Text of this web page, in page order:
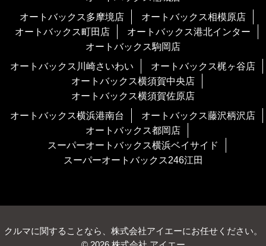
オートバックス多摩境店
オートバックス相模原店
オートバックス町田店
オートバックス港北インター
オートバックス駒岡店
オートバックス川崎さいわい
オートバックス梶ヶ谷店
オートバックス横須賀中央店
オートバックス横須賀佐原店
オートバックス横浜港南台
オートバックス藤沢柄沢店
オートバックス都岡店
スーパーオートバックス横浜ベイサイド
スーパーオートバックス246江田
クルマに関することなら、株式会社アイエーにお任せください。